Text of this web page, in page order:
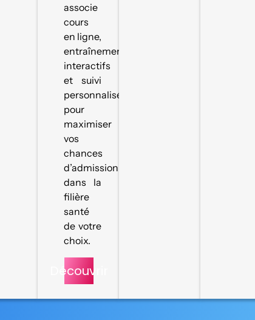
associe
cours
en ligne,
entraînements
interactifs
et suivi
personnalisé
pour
maximiser
vos
chances
d’admission
dans la
filière
santé
de votre
choix.
Découvrir